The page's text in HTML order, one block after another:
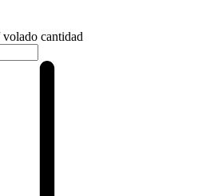
cantidad